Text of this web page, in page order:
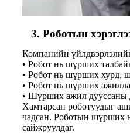
3. Роботын
Компанийн
• Робот нь шүрших
• Робот нь шүрших хурд,
• Робот нь шүрших
• Шүрших ажил дууссаны
Хамтарсан роботуудыг
чадсан. Роботын шүрших
сайжруулдаг.